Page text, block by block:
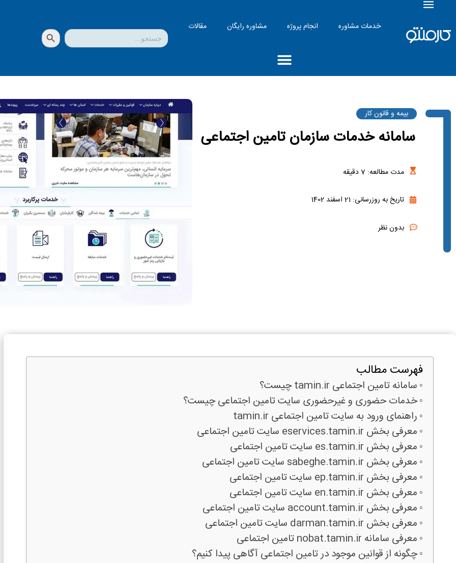
خدمات مشاوره انجام پروژه مشاوره رایگان مقالات جستجو
برای:
دکمه جستجو
بیمه و قانون کار
سامانه خدمات سازمان تامین اجتماعی
مدت مطالعه: 7دقیقه
تاریخ به روزرسانی: 21 اسفند 1402
بدون نظر
فهرست مطالب
سامانه تامین اجتماعی tamin.ir چیست؟
خدمات حضوری و غیرحضوری سایت تامین اجتماعی چیست؟
راهنمای ورود به سایت تامین اجتماعی tamin.ir
معرفی بخش eservices.tamin.ir سایت تامین اجتماعی
معرفی بخش es.tamin.ir سایت تامین اجتماعی
معرفی بخش sabeghe.tamin.ir سایت تامین اجتماعی
معرفی بخش ep.tamin.ir سایت تامین اجتماعی
معرفی بخش en.tamin.ir سایت تامین اجتماعی
معرفی بخش account.tamin.ir سایت تامین اجتماعی
معرفی بخش darman.tamin.ir سایت تامین اجتماعی
معرفی سامانه nobat.tamin.ir تامین اجتماعی
چگونه از قوانین موجود در تامین اجتماعی آگاهی پیدا کنیم؟